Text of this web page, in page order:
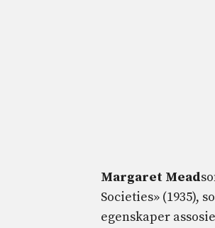
Margaret Mead
Societies» (1935),
egenskaper